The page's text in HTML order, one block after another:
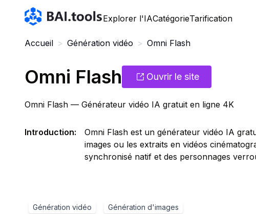
Bai.tools
Explorer l'IACatégorieTarification
Accueil > Génération vidéo > Omni Flash
Omni Flash Ouvrir le site
Omni Flash — Générateur vidéo IA gratuit en ligne 4K
Introduction:
Omni Flash est un générateur vidéo IA
images ou les extraits en vidéos
synchronisé natif et des personnages
Génération vidéo Génération d'images